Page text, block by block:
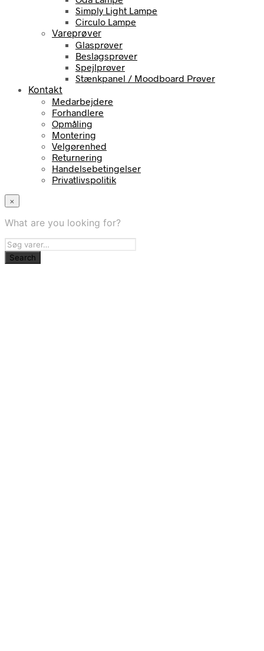
Simply Light Lampe
Circulo Lampe
Vareprøver
Glasprøver
Beslagsprøver
Spejlprøver
Stænkpanel / Moodboard Prøver
Kontakt
Medarbejdere
Forhandlere
Opmåling
Montering
Velgørenhed
Returnering
Handelsebetingelser
Privatlivspolitik
×
What are you looking for?